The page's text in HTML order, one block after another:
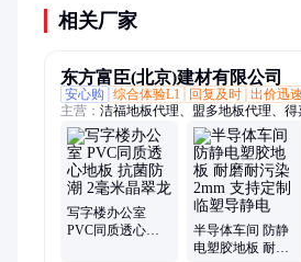
相关厂家
东方富臣(北京)建材有限公司
安心购
综合体验L1 回复及时 出价迅速
主营： 洁福地板代理、盟多地板代理、
地板代理、洁弗乐地板代理、LG地板代
新地板厂家、雅迪高橡胶地板代理、丽杰
代理、福尔波亚麻地板、欧保地板厂家、
巨龙塑胶地板厂家、科亚特橡胶地板厂家
厂家、韩华地板代理、PVC地板厂家、塑
地板厂家、A级防火地板厂家、石塑地板
写字楼办公室
PVC同质透心地
半导体车间 防静
电塑胶地板 耐磨